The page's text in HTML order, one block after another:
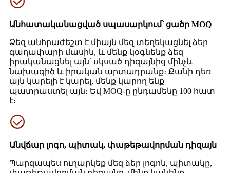
Անհատականացված սպասարկում՝ ցածր MOQ
Ձեզ անհրաժեշտ է միայն մեզ տեղեկացնել ձեր
գաղափարի մասին, և մենք կօգնենք ձեզ
իրականացնել այն՝ սկսած դիզայնից մինչև
նախագիծ և իրական արտադրանք։ Քանի դեռ
այն կարելի է կարել, մենք կարող ենք
պատրաստել այն։ Եվ MOQ-ը ընդամենը 100 հատ
է։
Անվճար լոգո, պիտակ, փաթեթավորման դիզայն
Պարզապես ուղարկեք մեզ ձեր լոգոն, պիտակը,